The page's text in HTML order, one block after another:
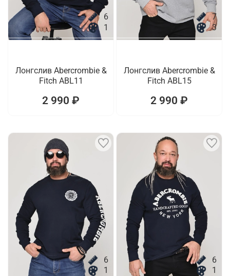
6
1
Лонгслив Abercrombie &
Fitch ABL11
2 990 ₽
7
3
Лонгслив Abercrombie &
Fitch ABL15
2 990 ₽
6
1
6
1